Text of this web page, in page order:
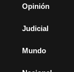
Opinión
Judicial
Mundo